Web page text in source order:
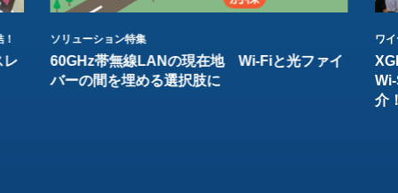
レ
ソリューション特集
60GHz帯無線LANの現在地 Wi-Fiと光ファイ
バーの間を埋める選択肢に
ワ
介